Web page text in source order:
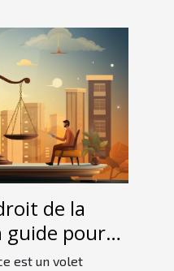
de la
guide pour
est un volet